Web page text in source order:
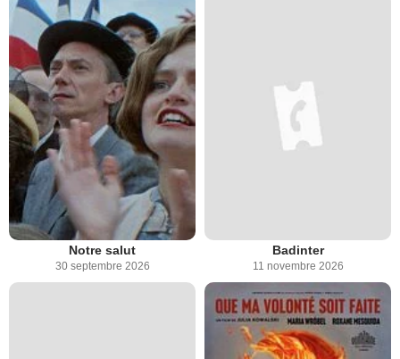
Notre salut
30 septembre 2026
Badinter
11 novembre 2026